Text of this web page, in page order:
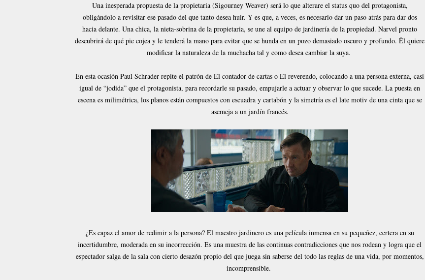
Una inesperada propuesta de la propietaria (Sigourney Weaver) será lo que alterare el status quo del protagonista,
obligándolo a revisitar ese pasado del que tanto desea huir. Y es que, a veces, es necesario dar un paso atrás para dar dos
hacia delante. Una chica, la nieta-sobrina de la propietaria, se une al equipo de jardinería de la propiedad. Narvel pronto
descubrirá de qué pie cojea y le tenderá la mano para evitar que se hunda en un pozo demasiado oscuro y profundo. Él quiere
modificar la naturaleza de la muchacha tal y como desea cambiar la suya.
En esta ocasión Paul Schrader repite el patrón de El contador de cartas o El reverendo, colocando a una persona externa, casi
igual de “jodida” que el protagonista, para recordarle su pasado, empujarle a actuar y observar lo que sucede. La puesta en
escena es milimétrica, los planos están compuestos con escuadra y cartabón y la simetría es el late motiv de una cinta que se
asemeja a un jardín francés.
¿Es capaz el amor de redimir a la persona? El maestro jardinero es una película inmensa en su pequeñez, certera en su
incertidumbre, moderada en su incorrección. Es una muestra de las continuas contradicciones que nos rodean y logra que el
espectador salga de la sala con cierto desazón propio del que juega sin saberse del todo las reglas de una vida, por momentos,
incomprensible.